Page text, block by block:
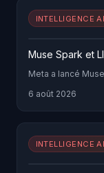
INTELLIGENCE
Muse Spark et
Meta a lancé
6 août 2026
INTELLIGENCE